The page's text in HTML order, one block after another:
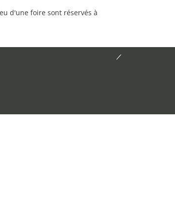
d'une foire sont réservés à